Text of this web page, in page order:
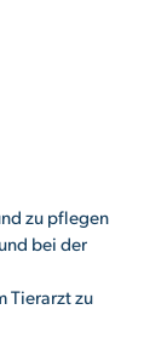
zu pflegen
bei der
Tierarzt zu